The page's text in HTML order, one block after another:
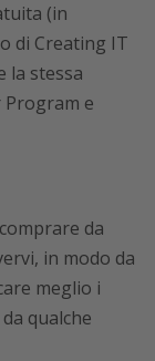
(in
di Creating IT
la stessa
e
da
in modo da
meglio i
qualche